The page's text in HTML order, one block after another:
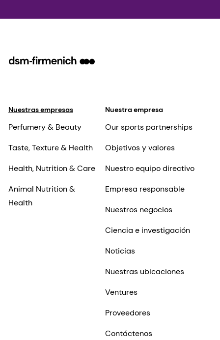
Nuestras empresas
Perfumery & Beauty
Taste, Texture & Health
Health, Nutrition & Care
Animal Nutrition &
Health
Nuestra empresa
Our sports partnerships
Objetivos y valores
Nuestro equipo directivo
Empresa responsable
Nuestros negocios
Ciencia e investigación
Noticias
Nuestras ubicaciones
Ventures
Proveedores
Contáctenos